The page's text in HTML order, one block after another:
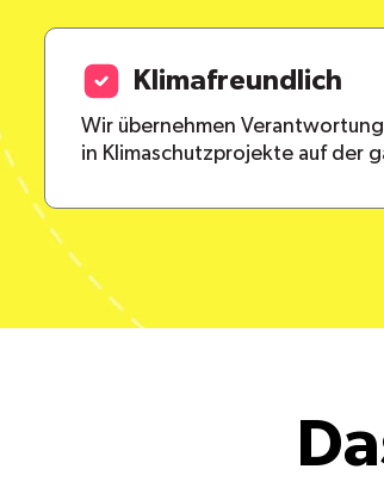
Klimafreundlich
Wir übernehmen
in Klimaschutzprojekte auf der